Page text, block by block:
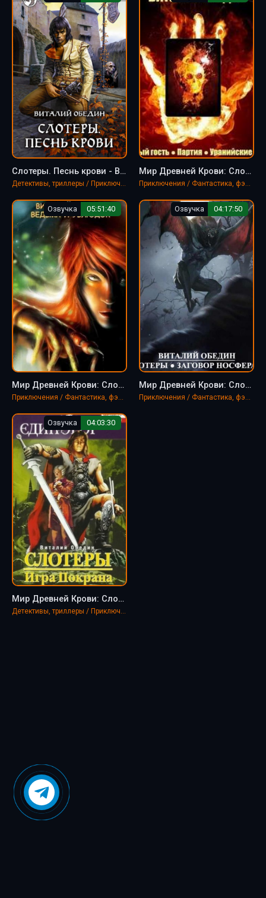
Слотеры. Песнь крови - Виталий Обедин
Детективы, триллеры / Приключения / Фантастика, фэнтези
Мир Древней Крови: Слотеры. Мёртвый гость; Партия; Уранийские гитики - Виталий Oбeдин
Приключения / Фантастика, фэнтези
Озвучка 05:51:40
Мир Древней Крови: Слотеры. Ведьма и Ублюдок - Виталий Oбeдин
Приключения / Фантастика, фэнтези
Озвучка 04:17:50
Мир Древней Крови: Слотеры. Заговор носферату - Виталий Oбeдин
Приключения / Фантастика, фэнтези
Озвучка 04:03:30
Мир Древней Крови: Слотеры. Игра Покрана - Виталий Обедин
Детективы, триллеры / Приключения / Фантастика, фэнтези